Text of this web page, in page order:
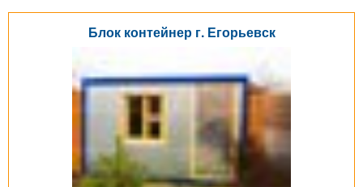
Блок контейнер г. Егорьевск